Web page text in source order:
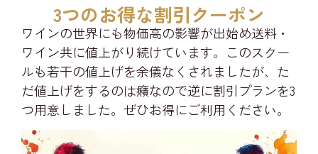
3つのお得な割引クーポン
ワインの世界にも物価高の影響が出始め送料・
ワイン共に値上がり続けています。このスクー
ルも若干の値上げを余儀なくされましたが、た
だ値上げをするのは癪なので逆に割引プランを3
つ用意しました。ぜひお得にご利用ください。